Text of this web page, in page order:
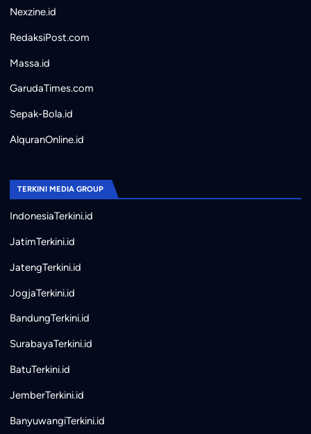
Nexzine.id
RedaksiPost.com
Massa.id
GarudaTimes.com
Sepak-Bola.id
AlquranOnline.id
TERKINI MEDIA GROUP
IndonesiaTerkini.id
JatimTerkini.id
JatengTerkini.id
JogjaTerkini.id
BandungTerkini.id
SurabayaTerkini.id
BatuTerkini.id
JemberTerkini.id
BanyuwangiTerkini.id